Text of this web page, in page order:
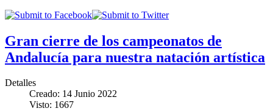
Gran cierre de los campeonatos de
Andalucía para nuestra natación artística
Detalles
Creado: 14 Junio 2022
Visto: 1667